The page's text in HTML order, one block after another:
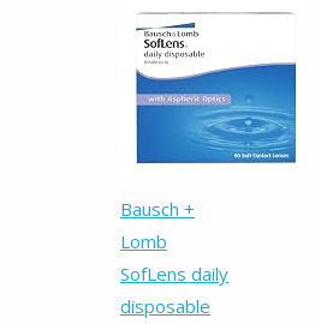
Bausch +
Lomb
SofLens daily
disposable